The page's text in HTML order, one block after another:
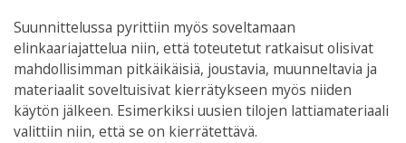
Suunnittelussa pyrittiin myös soveltamaan
elinkaariajattelua niin, että toteutetut ratkaisut olisivat
mahdollisimman pitkäikäisiä, joustavia, muunneltavia ja
materiaalit soveltuisivat kierrätykseen myös niiden
käytön jälkeen. Esimerkiksi uusien tilojen lattiamateriaali
valittiin niin, että se on kierrätettävä.